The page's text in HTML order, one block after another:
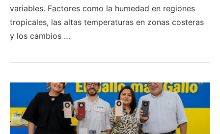
variables. Factores como la humedad en regiones
tropicales, las altas temperaturas en zonas costeras
y los cambios …